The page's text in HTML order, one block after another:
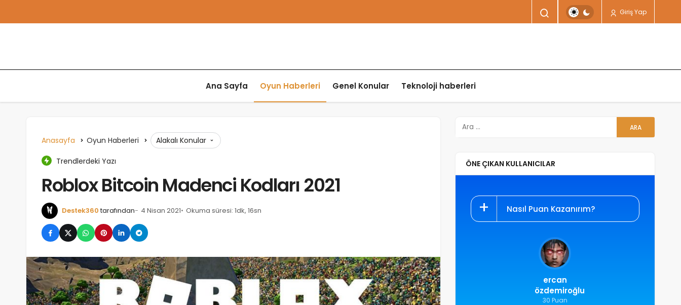
Giriş Yap
Ana Sayfa Oyun Haberleri Genel Konular Teknoloji haberleri
Anasayfa Oyun Haberleri Alakalı Konular
Trendlerdeki Yazı
Roblox Bitcoin Madenci Kodları 2021
Destek360 tarafından 4 Nisan 2021 Okuma süresi: 1dk, 16sn
ÖNE ÇIKAN KULLANICILAR
Nasıl Puan Kazanırım?
ercan
özdemiroğlu
30 Puan